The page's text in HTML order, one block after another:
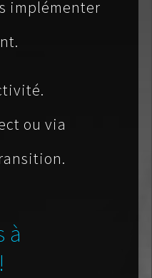
implémenter
ou via
à